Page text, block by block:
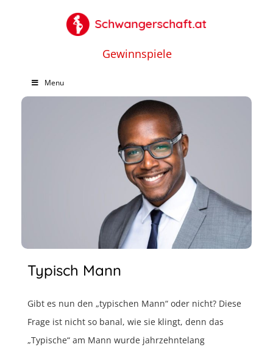
Gewinnspiele
Menu
Typisch Mann
Gibt es nun den „typischen Mann“ oder nicht? Diese
Frage ist nicht so banal, wie sie klingt, denn das
„Typische“ am Mann wurde jahrzehntelang